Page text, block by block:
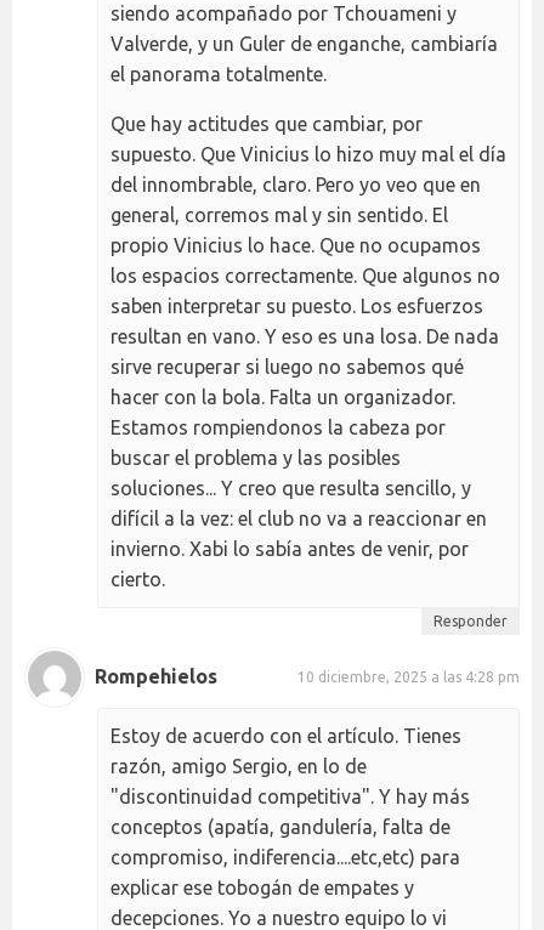
siendo acompañado por Tchouameni y
Valverde, y un Guler de enganche, cambiaría
el panorama totalmente.
Que hay actitudes que cambiar, por
supuesto. Que Vinicius lo hizo muy mal el día
del innombrable, claro. Pero yo veo que en
general, corremos mal y sin sentido. El
propio Vinicius lo hace. Que no ocupamos
los espacios correctamente. Que algunos no
saben interpretar su puesto. Los esfuerzos
resultan en vano. Y eso es una losa. De nada
sirve recuperar si luego no sabemos qué
hacer con la bola. Falta un organizador.
Estamos rompiendonos la cabeza por
buscar el problema y las posibles
soluciones... Y creo que resulta sencillo, y
difícil a la vez: el club no va a reaccionar en
invierno. Xabi lo sabía antes de venir, por
cierto.
Responder
Rompehielos 10 diciembre, 2025 a las 4:28 pm
Estoy de acuerdo con el artículo. Tienes
razón, amigo Sergio, en lo de
"discontinuidad competitiva". Y hay más
conceptos (apatía, gandulería, falta de
compromiso, indiferencia....etc,etc) para
explicar ese tobogán de empates y
decepciones. Yo a nuestro equipo lo vi